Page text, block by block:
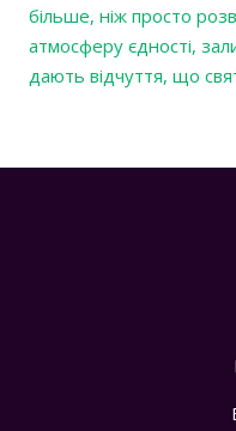
більше, ніж просто
атмосферу єдності,
дають відчуття, що